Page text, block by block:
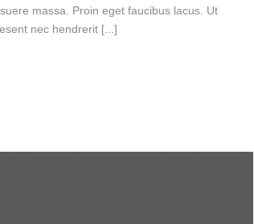
massa. Proin eget faucibus lacus. Ut
nec hendrerit [...]